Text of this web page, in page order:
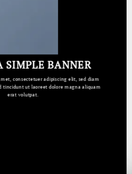
SIMPLE BANNER
consectetuer adipiscing elit, sed diam
tincidunt ut laoreet dolore magna aliquam
erat volutpat.